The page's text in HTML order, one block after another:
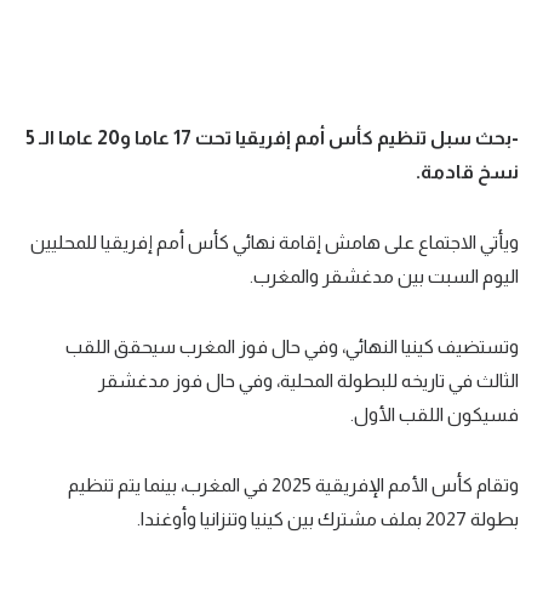
-بحث سبل تنظيم كأس أمم إفريقيا تحت 17 عاما و20 عاما الـ 5
نسخ قادمة.
ويأتي الاجتماع على هامش إقامة نهائي كأس أمم إفريقيا للمحليين
اليوم السبت بين مدغشقر والمغرب.
وتستضيف كينيا النهائي، وفي حال فوز المغرب سيحقق اللقب
الثالث في تاريخه للبطولة المحلية، وفي حال فوز مدغشقر
فسيكون اللقب الأول.
وتقام كأس الأمم الإفريقية 2025 في المغرب، بينما يتم تنظيم
بطولة 2027 بملف مشترك بين كينيا وتنزانيا وأوغندا.